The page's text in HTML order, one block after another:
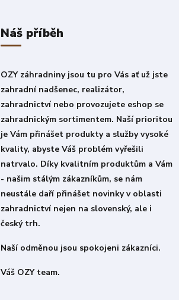
Náš příběh
OZY záhradniny jsou tu pro Vás ať už jste
zahradní nadšenec, realizátor,
zahradnictví nebo provozujete eshop se
zahradnickým sortimentem. Naší prioritou
je Vám přinášet produkty a služby vysoké
kvality, abyste Váš problém vyřešili
natrvalo. Díky kvalitním produktům a Vám
- našim stálým zákazníkům, se nám
neustále daří přinášet novinky v oblasti
zahradnictví nejen na slovenský, ale i
český trh.
Naší odměnou jsou spokojeni zákazníci.
Váš OZY team.